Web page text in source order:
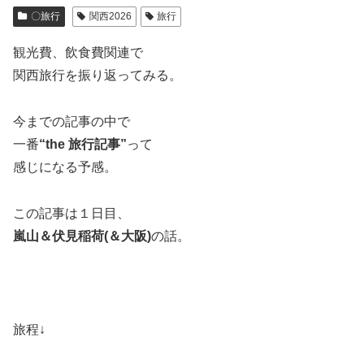
〇旅行 関西2026 旅行
観光費、飲食費関連で
関西旅行を振り返ってみる。
今までの記事の中で
一番“the 旅行記事”って
感じになる予感。
この記事は１日目、
嵐山＆伏見稲荷(＆大阪)の話。
旅程↓